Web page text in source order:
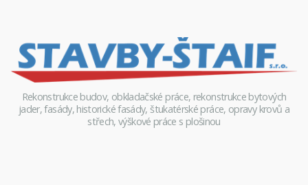
Rekonstrukce budov, obkladačské práce, rekonstrukce bytových
jader, fasády, historické fasády, štukatérské práce, opravy krovů a
střech, výškové práce s plošinou